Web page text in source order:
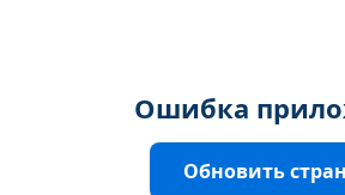
Ошибка
Обновить